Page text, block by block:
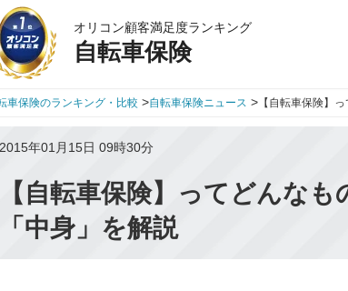
オリコン顧客満足度ランキング
自転車保険
車保険のランキング・比較 >自転車保険ニュース > 【自転車保険】
2015年01月15日 09時30分
【自転車保険】ってどんな
「中身」を解説